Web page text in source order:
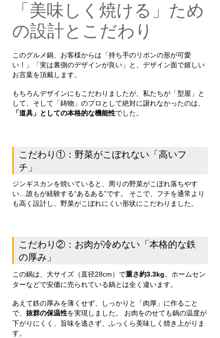
「美味しく焼ける」ため
の設計とこだわり
このグルメ鍋、お客様からは「持ち手のリボンの形が可愛
い！」「実は裏側のデザインが良い」と、デザイン面で嬉しい
お言葉を頂戴します。
もちろんデザインにもこだわりましたが、私たちが「型屋」と
して、そして「鋳物」のプロとして絶対に譲れなかったのは、
「道具」としての本格的な機能性でした。
こだわり①：野菜がこぼれない「高いフ
チ」
ジンギスカンを焼いていると、周りの野菜がこぼれ落ちやす
い…誰もが経験する“あるある”です。 そこで、フチを通常より
も高く設計し、野菜がこぼれにくい形状にこだわりました。
こだわり②：お肉が冷めない「本格的な鉄
の厚み」
この鍋は、大サイズ（直径28cm）で重さ約3.3kg。ホームセン
ターなどで安価に売られている鍋とは全く違います。
あえて鉄の厚みを薄くせず、しっかりと「肉厚」に作ること
で、 抜群の保温性を実現しました。 お肉をのせても鍋の温度が
下がりにくく、旨味を逃さず、ふっくら美味しく焼き上がりま
す。